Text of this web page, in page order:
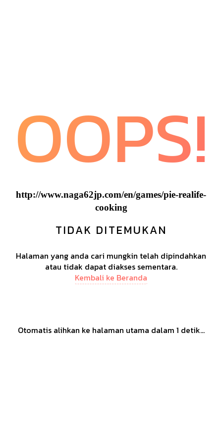
OOPS!
http://www.naga62jp.com/en/games/pie-realife-
cooking
TIDAK DITEMUKAN
Halaman yang anda cari mungkin telah dipindahkan
atau tidak dapat diakses sementara.
Kembali ke Beranda
Otomatis alihkan ke halaman utama dalam 1 detik...